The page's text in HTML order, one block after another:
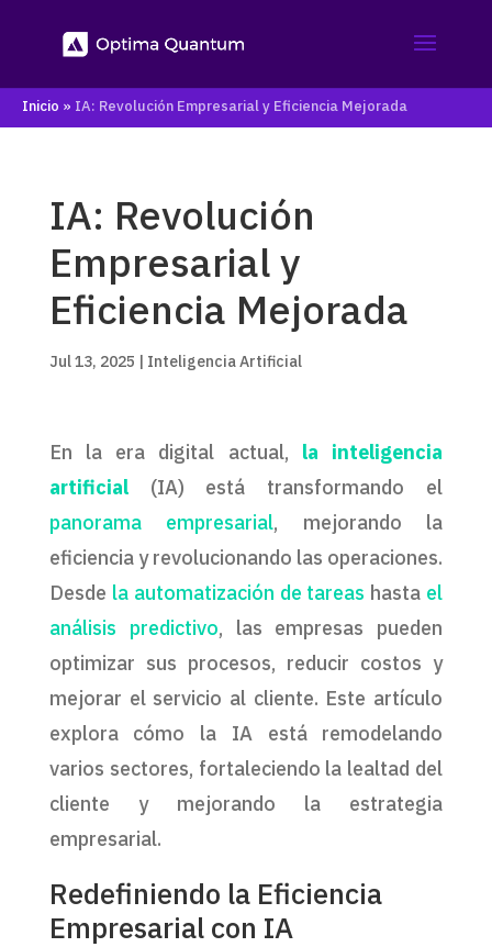
Inicio » IA: Revolución Empresarial y Eficiencia Mejorada
IA: Revolución
Empresarial y
Eficiencia Mejorada
Jul 13, 2025 | Inteligencia Artificial
En la era digital actual, la inteligencia
artificial(IA) está transformando el
panorama empresarial, mejorando la
eficiencia y revolucionando las operaciones.
Desde la automatización de tareas hasta el
análisis predictivo, las empresas pueden
optimizar sus procesos, reducir costos y
mejorar el servicio al cliente. Este artículo
explora cómo la IA está remodelando
varios sectores, fortaleciendo la lealtad del
cliente y mejorando la estrategia
empresarial.
Redefiniendo la Eficiencia
Empresarial con IA